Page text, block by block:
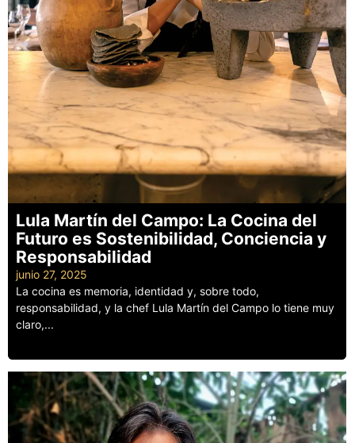
Lula Martín del Campo: La Cocina del
Futuro es Sostenibilidad, Conciencia y
Responsabilidad
junio 27, 2025
La cocina es memoria, identidad y, sobre todo,
responsabilidad, y la chef Lula Martín del Campo lo tiene muy
claro,...